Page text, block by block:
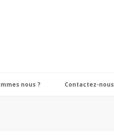
nous ? Contactez-nous